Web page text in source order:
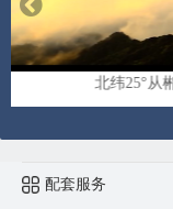
配套服务